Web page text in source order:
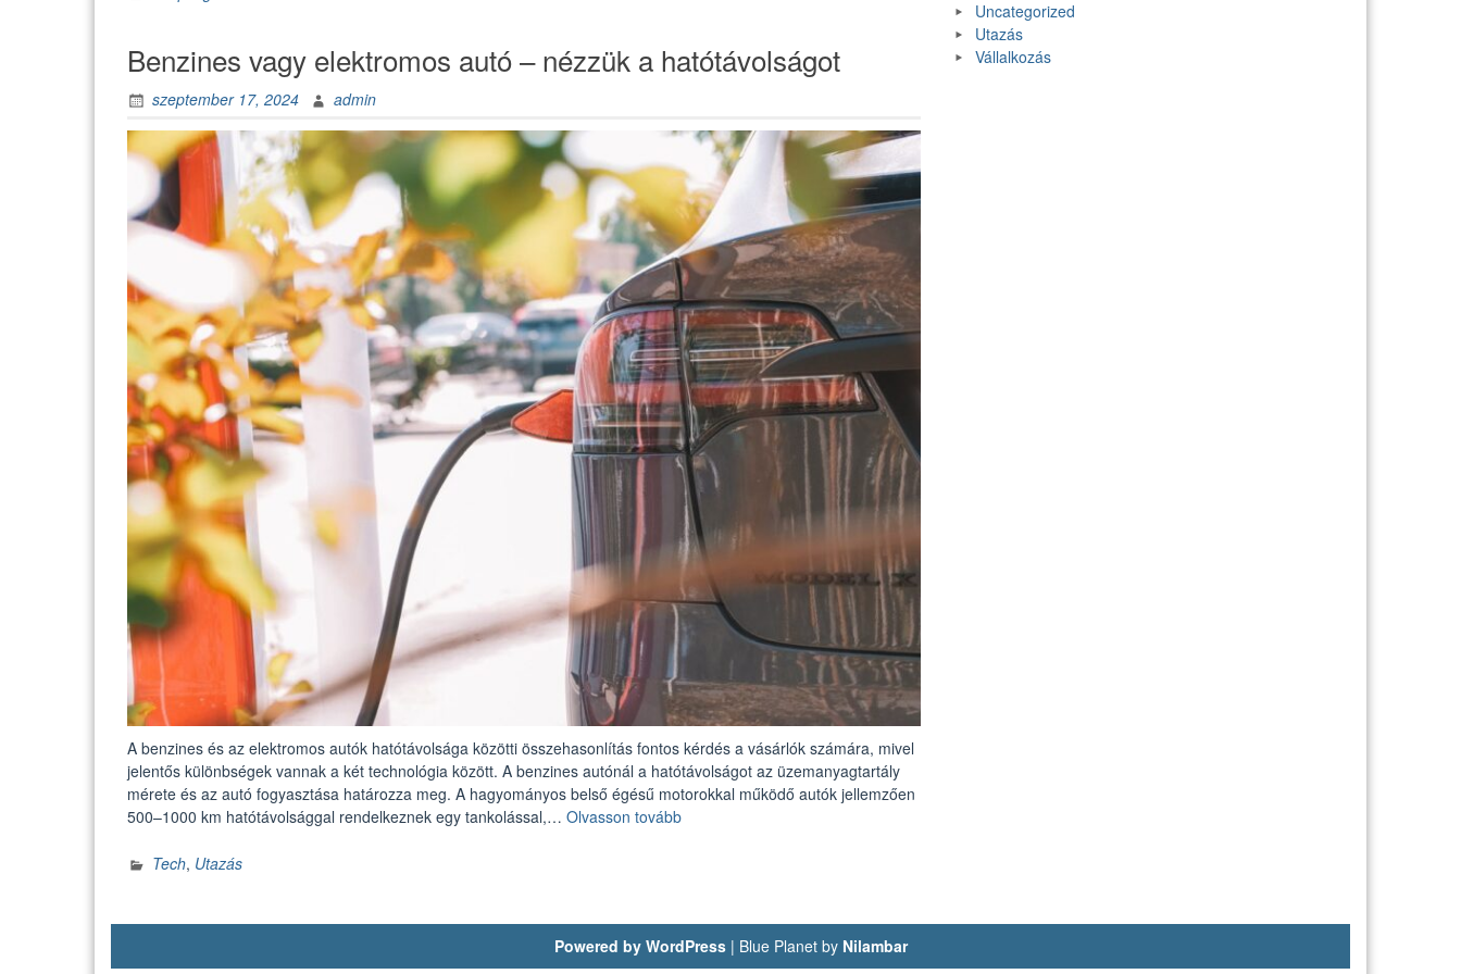
Benzines vagy elektromos autó – nézzük a hatótávolságot
szeptember 17, 2024 admin
A benzines és az elektromos autók hatótávolsága közötti összehasonlítás fontos kérdés a vásárlók számára, mivel
jelentős különbségek vannak a két technológia között. A benzines autónál a hatótávolságot az üzemanyagtartály
mérete és az autó fogyasztása határozza meg. A hagyományos belső égésű motorokkal működő autók jellemzően
500–1000 km hatótávolsággal rendelkeznek egy tankolással,… Olvasson tovább„Benzines
nézzük
a
Tech, Utazás
Uncategorized
Utazás
Vállalkozás
Powered by WordPress | Blue Planet by Nilambar